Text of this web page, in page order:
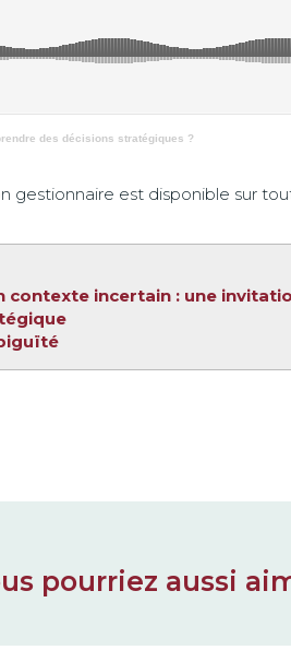
des décisions stratégiques ?
gestionnaire est disponible sur
contexte incertain : une
pourriez aussi